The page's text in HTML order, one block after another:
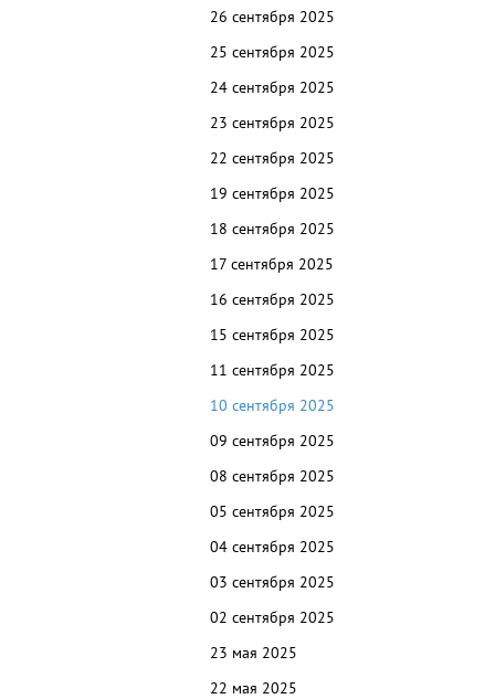
26 сентября 2025
25 сентября 2025
24 сентября 2025
23 сентября 2025
22 сентября 2025
19 сентября 2025
18 сентября 2025
17 сентября 2025
16 сентября 2025
15 сентября 2025
11 сентября 2025
10 сентября 2025
09 сентября 2025
08 сентября 2025
05 сентября 2025
04 сентября 2025
03 сентября 2025
02 сентября 2025
23 мая 2025
22 мая 2025